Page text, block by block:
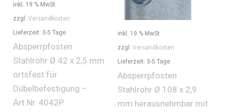
inkl. 19 % MwSt.
zzgl.Versandkosten
Lieferzeit: 3-5 Tage
Absperrpfosten
Stahlrohr Ø 42 x 2,5 mm
ortsfest für
Dübelbefestigung –
Art.Nr. 4042P
inkl. 19 % MwSt.
zzgl. Versandkosten
Lieferzeit: 3-5 Tage
Absperrpfosten
Stahlrohr Ø 108 x 2,9
mm herausnehmbar mit